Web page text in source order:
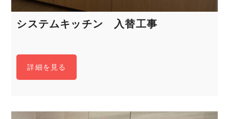
システムキッチン 入替工事
詳細を見る